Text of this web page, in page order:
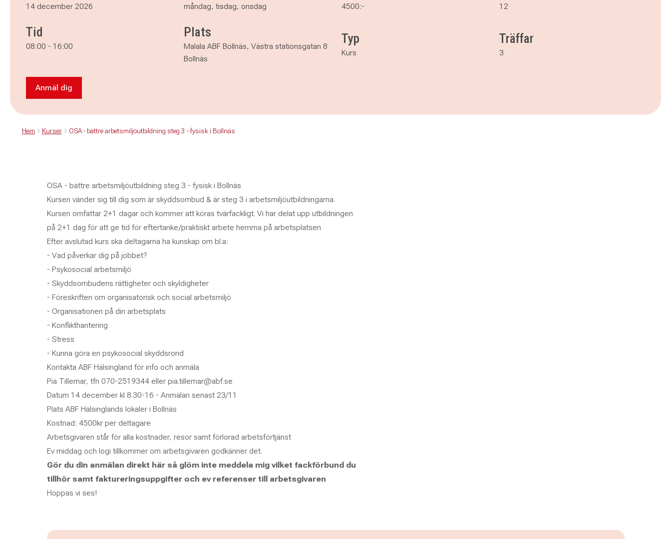
14 december 2026 måndag, tisdag, onsdag
Tid
08:00 - 16:00
Plats
Malala ABF Bollnäs, Västra stationsgatan 8
Bollnäs
4500:- 12
Typ
Kurs
Träffar
3
Anmäl dig till OSA - bättre arbetsmiljöutbildning steg 3 - fysisk i Bollnäs
Anmäl dig
Hem Kurser OSA - bättre arbetsmiljöutbildning steg 3 - fysisk i Bollnäs
OSA - bättre arbetsmiljöutbildning steg 3 - fysisk i Bollnäs
Kursen vänder sig till dig som är skyddsombud & är steg 3 i arbetsmiljöutbildningarna.
Kursen omfattar 2+1 dagar och kommer att köras tvärfackligt. Vi har delat upp utbildningen
på 2+1 dag för att ge tid för eftertanke/praktiskt arbete hemma på arbetsplatsen
Efter avslutad kurs ska deltagarna ha kunskap om bl.a:
- Vad påverkar dig på jobbet?
- Psykosocial arbetsmiljö
- Skyddsombudens rättigheter och skyldigheter
- Föreskriften om organisatorisk och social arbetsmiljö
- Organisationen på din arbetsplats
- Konflikthantering
- Stress
- Kunna göra en psykosocial skyddsrond
Kontakta ABF Hälsingland för info och anmäla
Pia Tillemar, tfn 070-2519344 eller pia.tillemar@abf.se
Datum 14 december kl 8.30-16 - Anmälan senast 23/11
Plats ABF Hälsinglands lokaler i Bollnäs
Kostnad: 4500kr per deltagare
Arbetsgivaren står för alla kostnader, resor samt förlorad arbetsförtjänst
Ev middag och logi tillkommer om arbetsgivaren godkänner det.
Gör du din anmälan direkt här så glöm inte meddela mig vilket fackförbund du
tillhör samt faktureringsuppgifter och ev referenser till arbetsgivaren
Hoppas vi ses!